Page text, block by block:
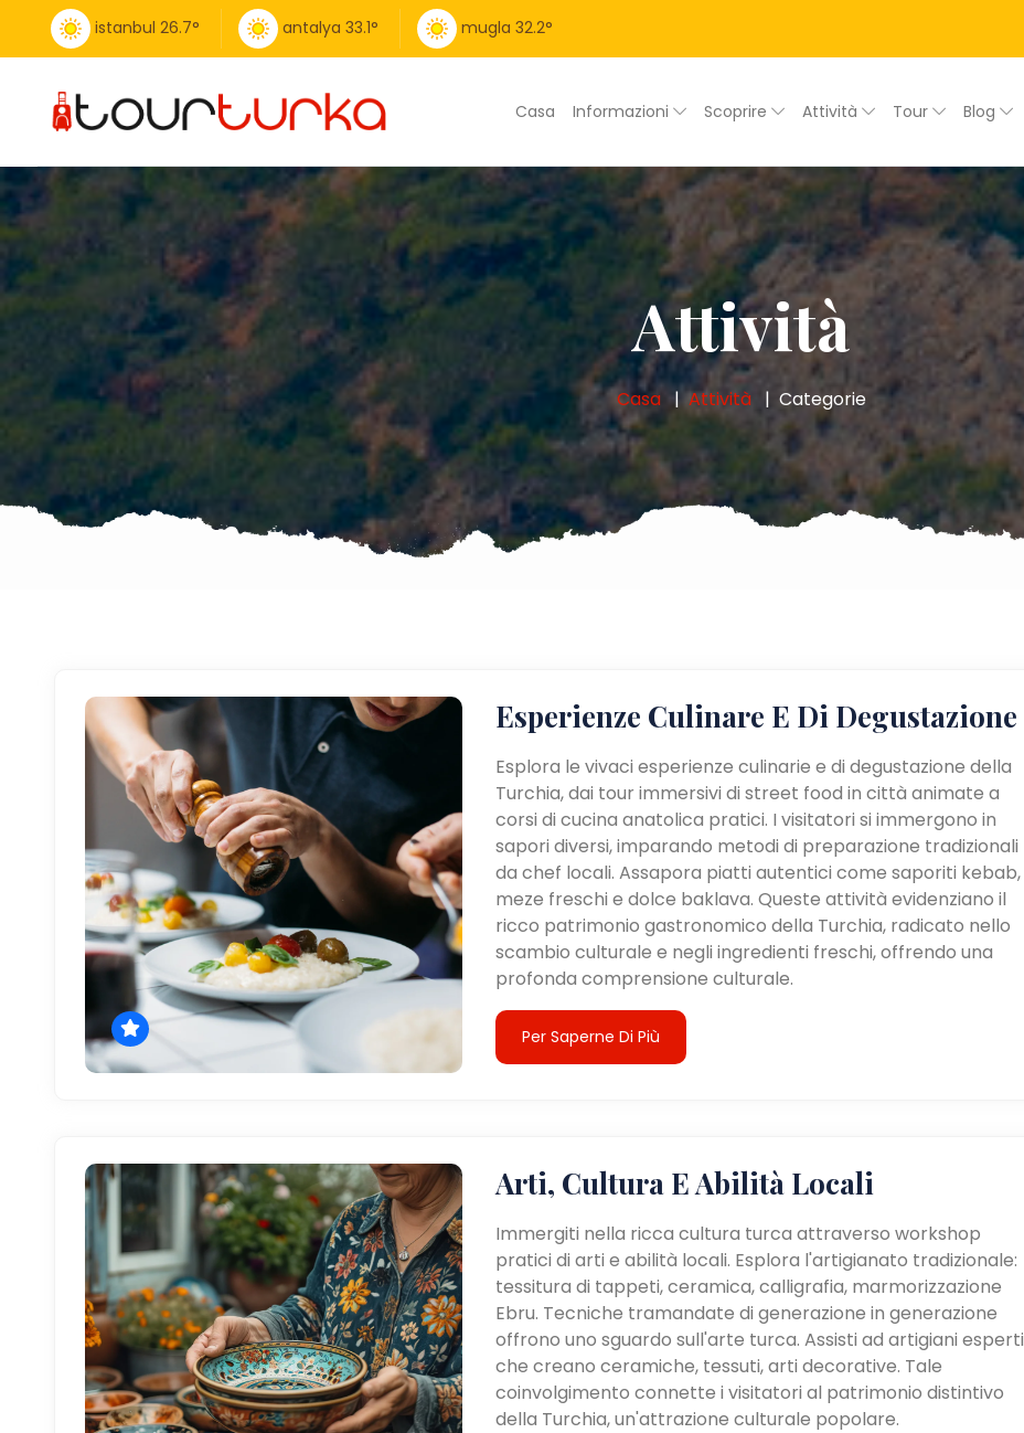
istanbul 26.7° antalya 33.1° mugla 32.2°
Casa Informazioni Scoprire Attività Tour Blog
Attività
Casa Attività Categorie
Esperienze Culinare E Di Degustazione
Esplora le vivaci esperienze culinarie e di degustazione della
Turchia, dai tour immersivi di street food in città animate a
corsi di cucina anatolica pratici. I visitatori si immergono in
sapori diversi, imparando metodi di preparazione tradizionali
da chef locali. Assapora piatti autentici come saporiti kebab,
meze freschi e dolce baklava. Queste attività evidenziano il
ricco patrimonio gastronomico della Turchia, radicato nello
scambio culturale e negli ingredienti freschi, offrendo una
profonda comprensione culturale.
Per Saperne Di Più
Arti, Cultura E Abilità Locali
Immergiti nella ricca cultura turca attraverso workshop
pratici di arti e abilità locali. Esplora l'artigianato tradizionale:
tessitura di tappeti, ceramica, calligrafia, marmorizzazione
Ebru. Tecniche tramandate di generazione in generazione
offrono uno sguardo sull'arte turca. Assisti ad artigiani esperti
che creano ceramiche, tessuti, arti decorative. Tale
coinvolgimento connette i visitatori al patrimonio distintivo
della Turchia, un'attrazione culturale popolare.